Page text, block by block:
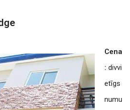
Cena
: divvi
etīgs
numu